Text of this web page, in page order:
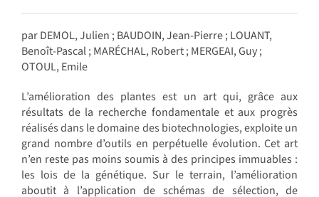
régions
tropicales
par DEMOL, Julien ; BAUDOIN, Jean-Pierre ; LOUANT,
Benoît-Pascal ; MARÉCHAL, Robert ; MERGEAI, Guy ;
OTOUL, Emile
L’amélioration des plantes est un art qui, grâce aux
résultats de la recherche fondamentale et aux progrès
réalisés dans le domaine des biotechnologies, exploite un
grand nombre d’outils en perpétuelle évolution. Cet art
n’en reste pas moins soumis à des principes immuables :
les lois de la génétique. Sur le terrain, l’amélioration
aboutit à l’application de schémas de sélection, de